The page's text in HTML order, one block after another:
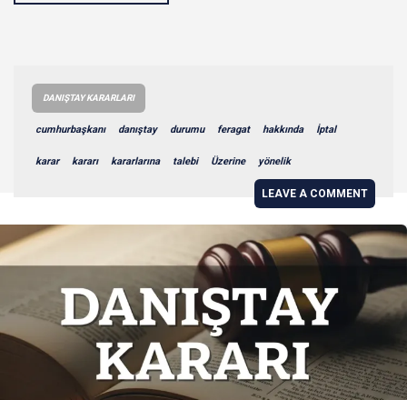
DANIŞTAY KARARLARI
cumhurbaşkanı danıştay durumu feragat hakkında İptal
karar kararı kararlarına talebi Üzerine yönelik
LEAVE A COMMENT